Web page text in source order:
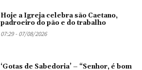
Hoje a Igreja celebra são Caetano,
padroeiro do pão e do trabalho
07:29 - 07/08/2026
‘Gotas de Sabedoria’ – “Senhor, é bom